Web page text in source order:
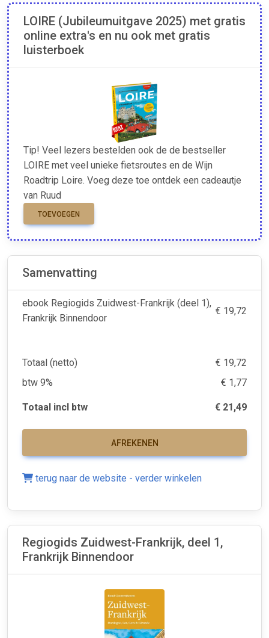
LOIRE (Jubileumuitgave 2025) met gratis
online extra's en nu ook met gratis
luisterboek
Tip! Veel lezers bestelden ook de de bestseller
LOIRE met veel unieke fietsroutes en de Wijn
Roadtrip Loire. Voeg deze toe ontdek een cadeautje
van Ruud
TOEVOEGEN
Samenvatting
ebook Regiogids Zuidwest-Frankrijk (deel 1),
Frankrijk Binnendoor
€ 19,72
Totaal (netto)
€ 19,72
btw 9%
€ 1,77
Totaal incl btw € 21,49
AFREKENEN
terug naar de website - verder winkelen
Regiogids Zuidwest-Frankrijk, deel 1,
Frankrijk Binnendoor